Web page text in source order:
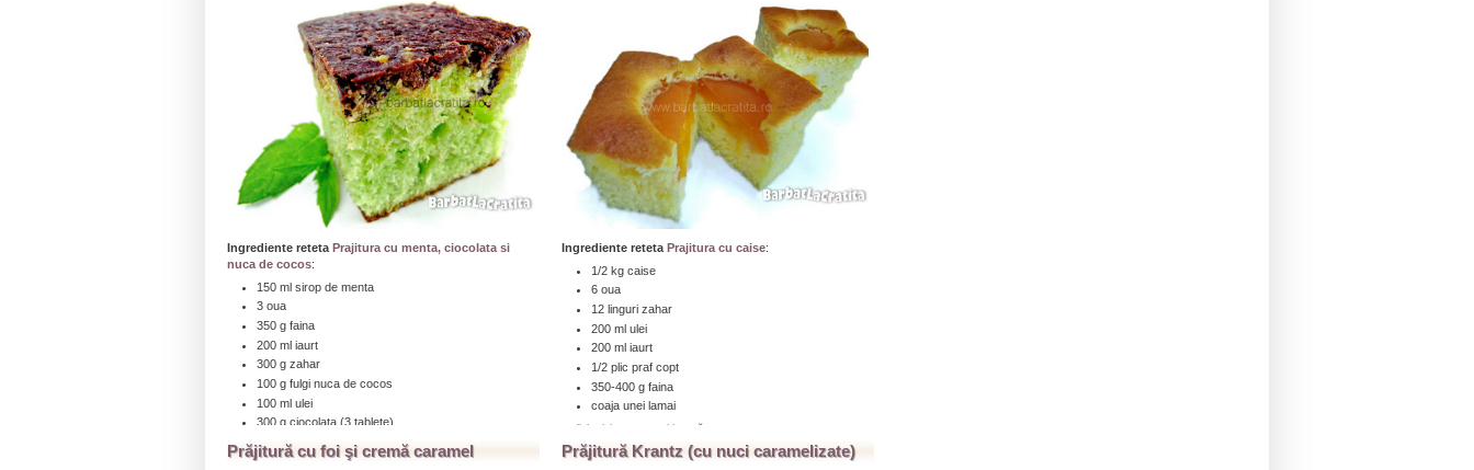
500 ml frisca lichida
un pliculet gelatina (10 g)
pentru stratul de biscuiti
200 ml cafea
24 biscuiti (un pachet)
...click aici pentru a citi toată reţeta » » »
Ingrediente reteta Prajitura cu menta, ciocolata si
nuca de cocos:
150 ml sirop de menta
3 oua
350 g faina
200 ml iaurt
300 g zahar
100 g fulgi nuca de cocos
100 ml ulei
300 g ciocolata (3 tablete)
un pliculet praf de copt (10 g)
2-3 lingurite esenta de menta (optional)
Ingrediente reteta Prajitura cu caise:
1/2 kg caise
6 oua
12 linguri zahar
200 ml ulei
200 ml iaurt
1/2 plic praf copt
350-400 g faina
coaja unei lamai
...click aici pentru a citi toată reţeta » » »
Prăjitură cu foi şi cremă caramel Prăjitură Krantz (cu nuci caramelizate)